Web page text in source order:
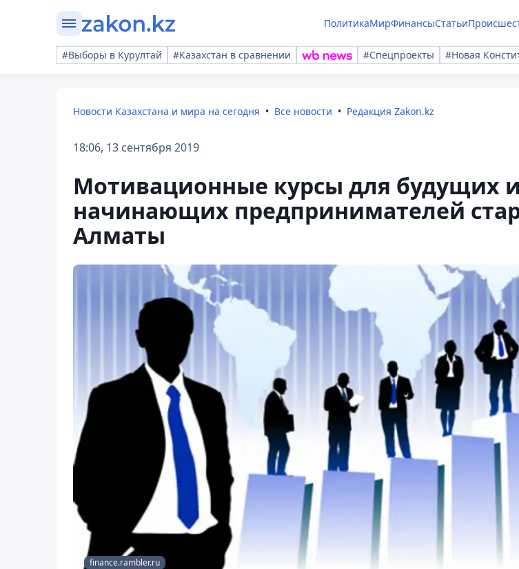
ПолитикаМирФинансыСтатьи
#Выборы в Курултай #Казахстан в сравнении #Спецпроекты #Новая
Новости Казахстана и мира на сегодня Все новости Редакция Zakon.kz
18:06, 13 сентября 2019
Мотивационные курсы для будущих и
начинающих предпринимателей
Алматы
finance.rambler.ru